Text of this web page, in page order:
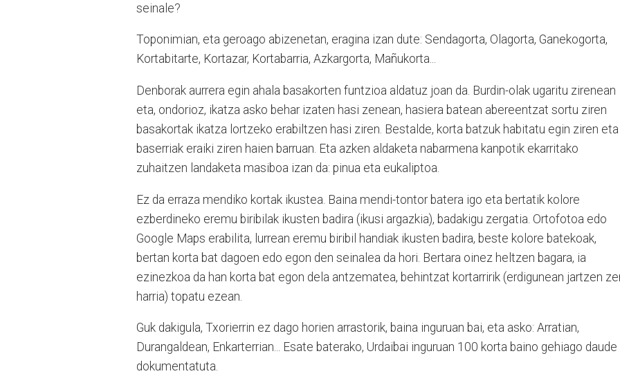
seinale?
Toponimian, eta geroago abizenetan, eragina izan dute: Sendagorta, Olagorta, Ganekogorta,
Kortabitarte, Kortazar, Kortabarria, Azkargorta, Mañukorta...
Denborak aurrera egin ahala basakorten funtzioa aldatuz joan da. Burdin-olak ugaritu zirenean
eta, ondorioz, ikatza asko behar izaten hasi zenean, hasiera batean abereentzat sortu ziren
basakortak ikatza lortzeko erabiltzen hasi ziren. Bestalde, korta batzuk habitatu egin ziren eta
baserriak eraiki ziren haien barruan. Eta azken aldaketa nabarmena kanpotik ekarritako
zuhaitzen landaketa masiboa izan da: pinua eta eukaliptoa.
Ez da erraza mendiko kortak ikustea. Baina mendi-tontor batera igo eta bertatik kolore
ezberdineko eremu biribilak ikusten badira (ikusi argazkia), badakigu zergatia. Ortofotoa edo
Google Maps erabilita, lurrean eremu biribil handiak ikusten badira, beste kolore batekoak,
bertan korta bat dagoen edo egon den seinalea da hori. Bertara oinez heltzen bagara, ia
ezinezkoa da han korta bat egon dela antzematea, behintzat kortarririk (erdigunean jartzen
harria) topatu ezean.
Guk dakigula, Txorierrin ez dago horien arrastorik, baina inguruan bai, eta asko: Arratian,
Durangaldean, Enkarterrian... Esate baterako, Urdaibai inguruan 100 korta baino gehiago daude
dokumentatuta.